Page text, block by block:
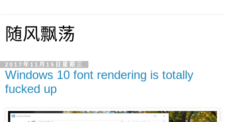
随风飘荡
2017年11月15日星期三
Windows 10 font rendering is totally
fucked up